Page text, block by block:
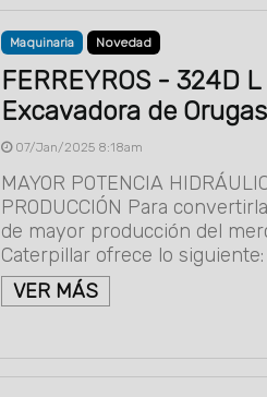
Maquinaria Novedad
FERREYROS - 324D L
Excavadora de
07/Jan/2025 8:18am
MAYOR POTENCIA
PRODUCCIÓN Para
de mayor producción del
Caterpillar ofrece lo siguiente:
VER MÁS